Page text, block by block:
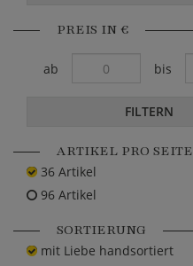
PREIS IN €
ab bis
FILTERN
ARTIKEL PRO SEITE
36 Artikel
96 Artikel
SORTIERUNG
mit Liebe handsortiert